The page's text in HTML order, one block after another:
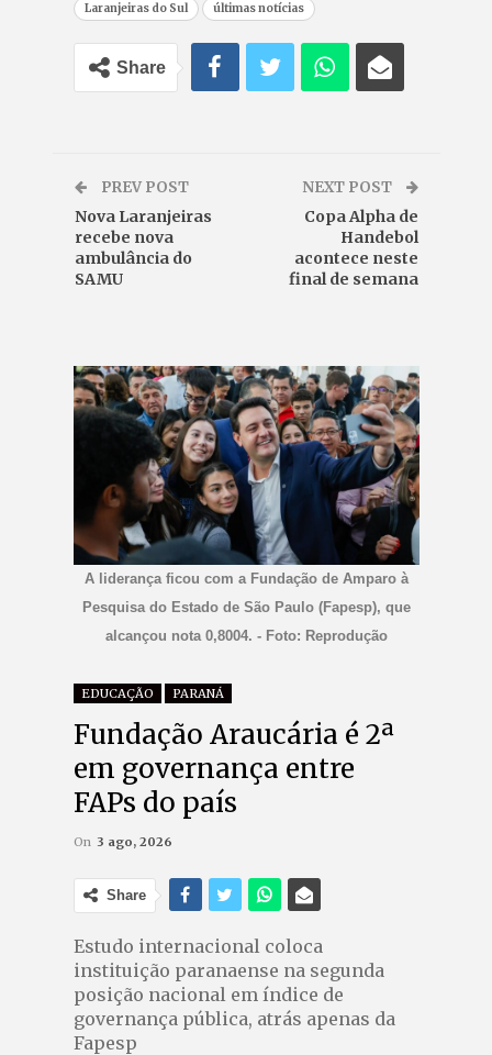
Laranjeiras do Sul
últimas notícias
Share
PREV POST
Nova Laranjeiras
recebe nova
ambulância do
SAMU
NEXT POST
Copa Alpha de
Handebol
acontece neste
final de semana
A liderança ficou com a Fundação de Amparo à
Pesquisa do Estado de São Paulo (Fapesp), que
alcançou nota 0,8004. - Foto: Reprodução
EDUCAÇÃO PARANÁ
Fundação Araucária é 2ª
em governança entre
FAPs do país
On 3 ago, 2026
Share
Estudo internacional coloca
instituição paranaense na segunda
posição nacional em índice de
governança pública, atrás apenas da
Fapesp